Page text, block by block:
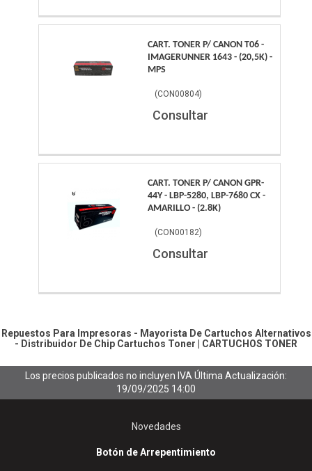
CART. TONER P/ CANON T06 -
IMAGERUNNER 1643 - (20,5K) -
MPS
(CON00804)
Consultar
CART. TONER P/ CANON GPR-
44Y - LBP-5280, LBP-7680 CX -
AMARILLO - (2.8K)
(CON00182)
Consultar
Repuestos Para Impresoras - Mayorista De Cartuchos Alternativos
- Distribuidor De Chip Cartuchos Toner | CARTUCHOS TONER
Los precios publicados no incluyen IVA Última Actualización:
19/09/2025 14:00
Novedades
Botón de Arrepentimiento